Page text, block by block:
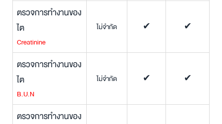
ตรวจการทำงานของ
ไต
Creatinine
ไม่จำกัด ✔ ✔
ตรวจการทำงานของ
ไต
B.U.N
ไม่จำกัด ✔ ✔
ตรวจการทำงานของ